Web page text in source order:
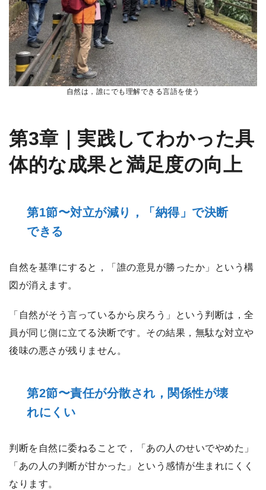
自然は，誰にでも理解できる言語を使う
第3章｜実践してわかった具
体的な成果と満足度の向上
第1節〜対立が減り，「納得」で決断
できる
自然を基準にすると，「誰の意見が勝ったか」という構
図が消えます。
「自然がそう言っているから戻ろう」という判断は，全
員が同じ側に立てる決断です。その結果，無駄な対立や
後味の悪さが残りません。
第2節〜責任が分散され，関係性が壊
れにくい
判断を自然に委ねることで，「あの人のせいでやめた」
「あの人の判断が甘かった」という感情が生まれにくく
なります。